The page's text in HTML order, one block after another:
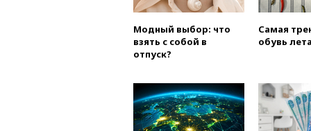
Модный выбор: что
взять с собой в
отпуск?
Самая
обувь